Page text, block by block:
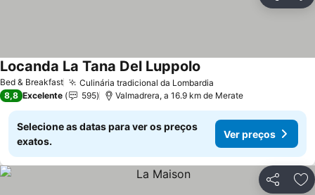
Bed & Breakfast Culinária tradicional da Lombardia
Locanda La Tana Del Luppolo
8,8 Excelente 595 Valmadrera, a 16.9 km de Merate
Selecione as datas para ver os preços
exatos.
Ver preços
Partilhar